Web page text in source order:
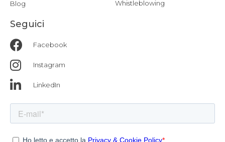
Blog
Whistleblowing
Seguici
Facebook
Instagram
LinkedIn